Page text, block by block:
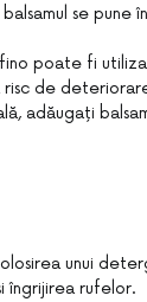
balsamul se pune
poate fi
de
adăugați
unui
îngrijirea rufelor.